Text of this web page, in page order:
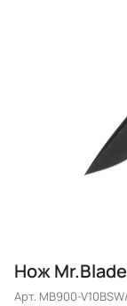
Нож
Арт. MB900-